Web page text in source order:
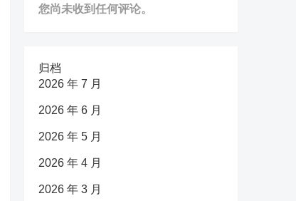
您尚未收到任何评论。
归档
2026 年 7 月
2026 年 6 月
2026 年 5 月
2026 年 4 月
2026 年 3 月